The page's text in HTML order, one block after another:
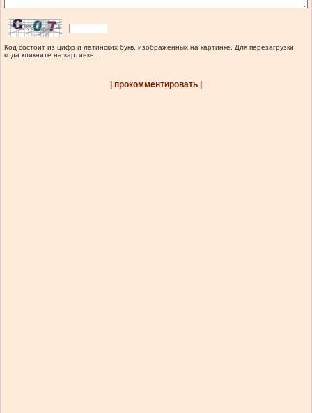
Код состоит из цифр и латинских букв, изображенных на картинке. Для перезагрузки
кода кликните на картинке.
| прокомментировать |